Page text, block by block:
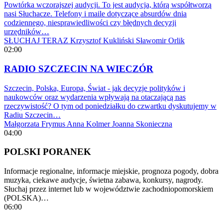
Powtórka wczorajszej audycji. To jest audycja, którą współtworzą
nasi Słuchacze. Telefony i maile dotyczące absurdów dnia
codziennego, niesprawiedliwości czy błędnych decyzji
urzędników…
SŁUCHAJ TERAZ Krzysztof Kukliński Sławomir Orlik
02:00
RADIO SZCZECIN NA WIECZÓR
Szczecin, Polska, Europa, Świat - jak decyzje polityków i
naukowców oraz wydarzenia wpływają na otaczającą nas
rzeczywistość? O tym od poniedziałku do czwartku dyskutujemy w
Radiu Szczecin…
Małgorzata Frymus Anna Kolmer Joanna Skonieczna
04:00
POLSKI PORANEK
Informacje regionalne, informacje miejskie, prognoza pogody, dobra
muzyka, ciekawe audycje, świetna zabawa, konkursy, nagrody.
Słuchaj przez internet lub w województwie zachodniopomorskiem
(POLSKA)…
06:00